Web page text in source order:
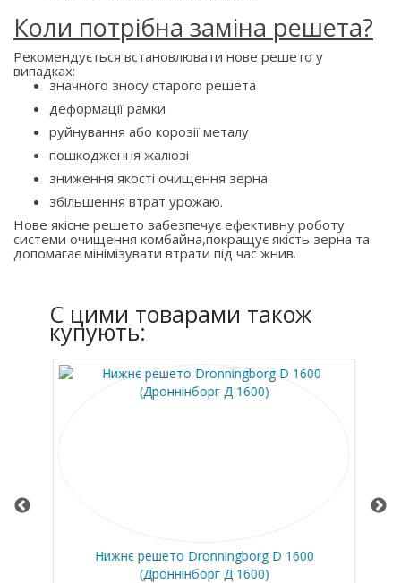
Коли потрібна заміна решета?
Рекомендується встановлювати нове решето у
випадках:
значного зносу старого решета
деформації рамки
руйнування або корозії металу
пошкодження жалюзі
зниження якості очищення зерна
збільшення втрат урожаю.
Нове якісне решето забезпечує ефективну роботу
системи очищення комбайна,покращує якість зерна та
допомагає мінімізувати втрати під час жнив.
C цими товарами також
купують:
Нижнє решето Dronningborg D 1600
(Дроннінборг Д 1600)